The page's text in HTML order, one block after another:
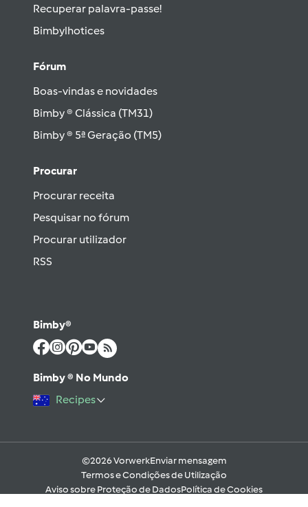
Recuperar palavra-passe!
Bimbylhotices
Fórum
Boas-vindas e novidades
Bimby ® Clássica (TM31)
Bimby ® 5ª Geração (TM5)
Procurar
Procurar receita
Pesquisar no fórum
Procurar utilizador
RSS
Bimby®
Bimby ® No Mundo
Recipes
©2026 VorwerkEnviar mensagem
Termos e Condições de Utilização
Aviso sobre Proteção de DadosPolítica de Cookies